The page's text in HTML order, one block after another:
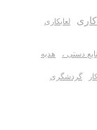
لعابکاری
دستی ، هدیه
گردشگری